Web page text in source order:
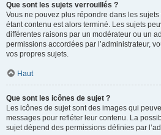
Que sont les sujets verrouillés ?
Vous ne pouvez plus répondre dans les
étant contenu est alors terminé. Les sujets
différentes raisons par un modérateur ou un
permissions accordées par l’administrateur,
vos propres sujets.
Haut
Que sont les icônes de sujet ?
Les icônes de sujet sont des images qui
messages pour refléter leur contenu. La
sujet dépend des permissions définies par